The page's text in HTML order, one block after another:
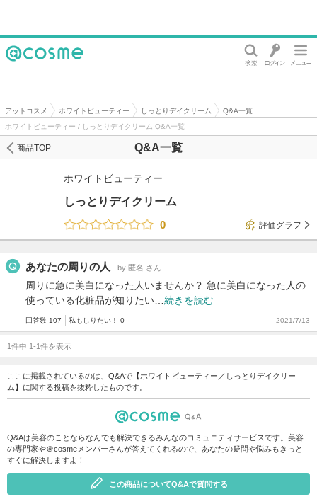
アットコスメ ホワイトビューティー しっとりデイクリーム
Q&A一覧
ホワイトビューティー / しっとりデイクリーム Q&A一覧
Q&A一覧
商品TOP
ホワイトビューティー
しっとりデイクリーム
0
評価グラフ
あなたの周りの人 by 匿名 さん
周りに急に美白になった人いませんか？ 急に美白になった人の
使っている化粧品が知りたい… 続きを読む
回答数 107 私もしりたい！ 0 2021/7/13
1件中 1-1件を表示
ここに掲載されているのは、Q&Aで【ホワイトビューティー／しっとりデイクリー
ム】に関する投稿を抜粋したものです。
Q&Aは美容のことならなんでも解決できるみんなのコミュニティサービスです。美容
の専門家や＠cosmeメンバーさんが答えてくれるので、あなたの疑問や悩みもきっと
すぐに解決しますよ！
この商品についてQ&Aで質問する